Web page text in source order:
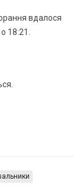
вдалося
18:21.